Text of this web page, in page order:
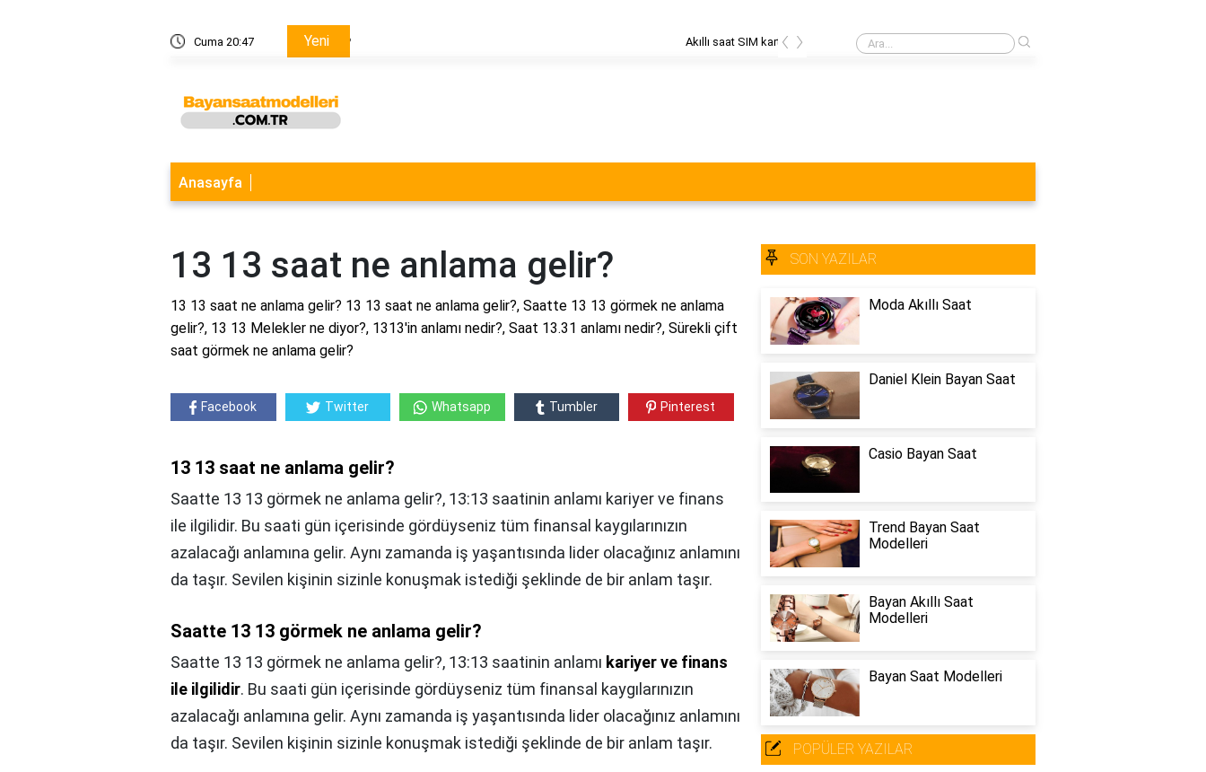
Cuma 20:47 Yeni En sert çelik hangisi?
‹ ›
Anasayfa
13 13 saat ne anlama gelir?
13 13 saat ne anlama gelir? 13 13 saat ne anlama gelir?, Saatte 13 13 görmek ne anlama
gelir?, 13 13 Melekler ne diyor?, 1313'in anlamı nedir?, Saat 13.31 anlamı nedir?, Sürekli çift
saat görmek ne anlama gelir?
Facebook Twitter Whatsapp Tumbler Pinterest
13 13 saat ne anlama gelir?
Saatte 13 13 görmek ne anlama gelir?, 13:13 saatinin anlamı kariyer ve finans
ile ilgilidir. Bu saati gün içerisinde gördüyseniz tüm finansal kaygılarınızın
azalacağı anlamına gelir. Aynı zamanda iş yaşantısında lider olacağınız anlamını
da taşır. Sevilen kişinin sizinle konuşmak istediği şeklinde de bir anlam taşır.
Saatte 13 13 görmek ne anlama gelir?
Saatte 13 13 görmek ne anlama gelir?, 13:13 saatinin anlamı kariyer ve finans
ile ilgilidir. Bu saati gün içerisinde gördüyseniz tüm finansal kaygılarınızın
azalacağı anlamına gelir. Aynı zamanda iş yaşantısında lider olacağınız anlamını
da taşır. Sevilen kişinin sizinle konuşmak istediği şeklinde de bir anlam taşır.
SON YAZILAR
Moda Akıllı Saat
Daniel Klein Bayan Saat
Casio Bayan Saat
Trend Bayan Saat
Modelleri
Bayan Akıllı Saat
Modelleri
Bayan Saat Modelleri
POPÜLER YAZILAR